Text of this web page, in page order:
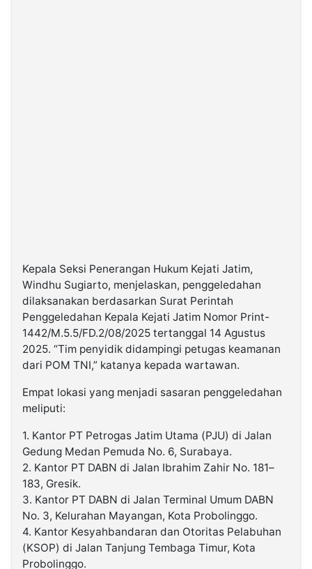
Kepala Seksi Penerangan Hukum Kejati Jatim,
Windhu Sugiarto, menjelaskan, penggeledahan
dilaksanakan berdasarkan Surat Perintah
Penggeledahan Kepala Kejati Jatim Nomor Print-
1442/M.5.5/FD.2/08/2025 tertanggal 14 Agustus
2025. “Tim penyidik didampingi petugas keamanan
dari POM TNI,” katanya kepada wartawan.
Empat lokasi yang menjadi sasaran penggeledahan
meliputi:
1. Kantor PT Petrogas Jatim Utama (PJU) di Jalan
Gedung Medan Pemuda No. 6, Surabaya.
2. Kantor PT DABN di Jalan Ibrahim Zahir No. 181–
183, Gresik.
3. Kantor PT DABN di Jalan Terminal Umum DABN
No. 3, Kelurahan Mayangan, Kota Probolinggo.
4. Kantor Kesyahbandaran dan Otoritas Pelabuhan
(KSOP) di Jalan Tanjung Tembaga Timur, Kota
Probolinggo.